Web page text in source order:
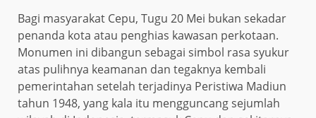
Bagi masyarakat Cepu, Tugu 20 Mei bukan sekadar
penanda kota atau penghias kawasan perkotaan.
Monumen ini dibangun sebagai simbol rasa syukur
atas pulihnya keamanan dan tegaknya kembali
pemerintahan setelah terjadinya Peristiwa Madiun
tahun 1948, yang kala itu mengguncang sejumlah